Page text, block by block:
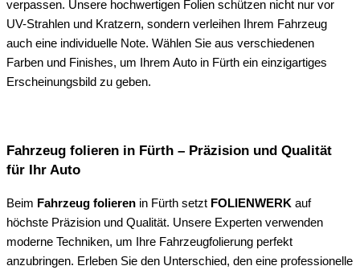
verpassen. Unsere hochwertigen Folien schützen nicht nur vor
UV-Strahlen und Kratzern, sondern verleihen Ihrem Fahrzeug
auch eine individuelle Note. Wählen Sie aus verschiedenen
Farben und Finishes, um Ihrem Auto in Fürth ein einzigartiges
Erscheinungsbild zu geben.
Fahrzeug folieren in Fürth – Präzision und Qualität
für Ihr Auto
Beim Fahrzeug folieren in Fürth setzt FOLIENWERK auf
höchste Präzision und Qualität. Unsere Experten verwenden
moderne Techniken, um Ihre Fahrzeugfolierung perfekt
anzubringen. Erleben Sie den Unterschied, den eine professionelle